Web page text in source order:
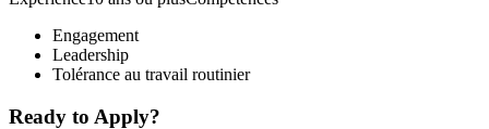
Engagement
Leadership
Tolérance au travail routinier
Ready to Apply?